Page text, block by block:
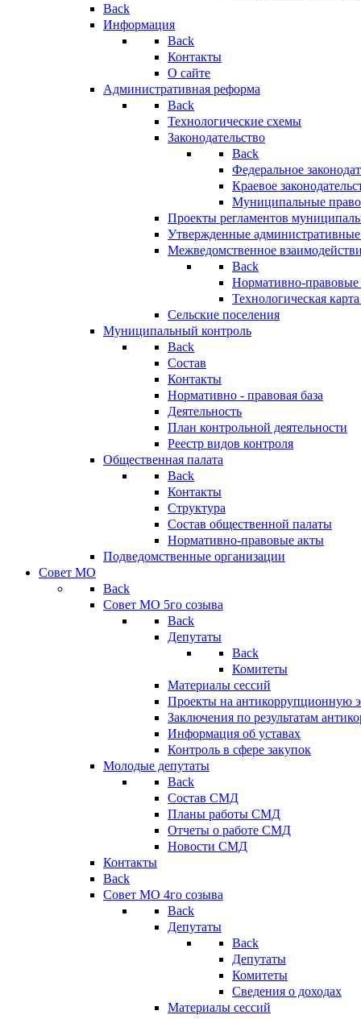
Back
Информация
Back
Контакты
О сайте
Административная реформа
Back
Технологические схемы
Законодательство
Back
Федеральное
Краевое
Муниципальные
Проекты регламентов
Утвержденные
Межведомственное
Back
Нормативно-правовые
Технологическая
Сельские поселения
Муниципальный контроль
Back
Состав
Контакты
Нормативно - правовая база
Деятельность
План контрольной деятельности
Реестр видов контроля
Общественная палата
Back
Контакты
Структура
Состав общественной палаты
Нормативно-правовые акты
Подведомственные организации
Совет МО
Back
Совет МО 5го созыва
Back
Депутаты
Back
Комитеты
Материалы сессий
Проекты на антикоррупционную
Заключения по результатам
Информация об уставах
Контроль в сфере закупок
Молодые депутаты
Back
Состав СМД
Планы работы СМД
Отчеты о работе СМД
Новости СМД
Контакты
Back
Совет МО 4го созыва
Back
Депутаты
Back
Депутаты
Комитеты
Сведения о доходах
Материалы сессий